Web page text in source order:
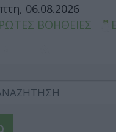
06.08.2026
ΒΟΗΘΕΙΕΣ